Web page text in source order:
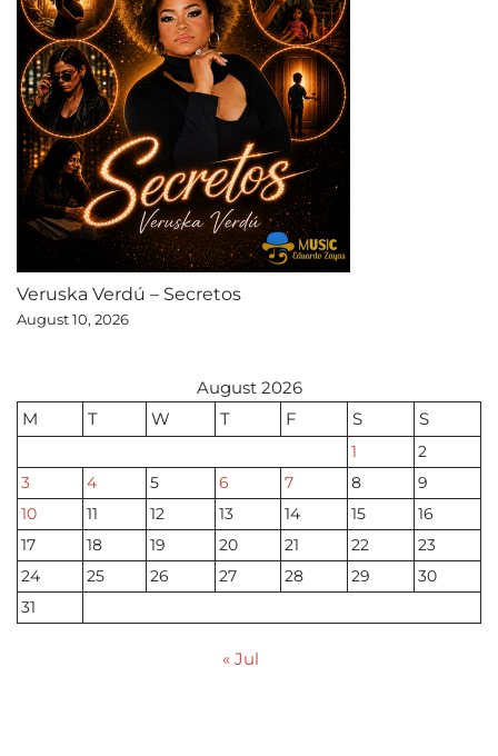
Veruska Verdú – Secretos
August 10, 2026
August 2026
M
T W T F S S
1
2
3
4 5 6 7 8
9
10
11 12 13 14 15
16
17
18 19 20 21 22
23
24
25 26 27 28 29
30
31
« Jul